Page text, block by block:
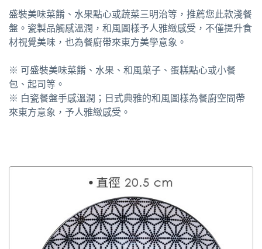
盛裝美味菜餚、水果點心或蔬菜三明治等，推薦您此款淺餐
盤。瓷製品觸感溫潤，和風圖樣予人雅緻感受，不僅提升食
材視覺美味，也為餐廚帶來東方美學意象。
※ 可盛裝美味菜餚、水果、和風菓子、蛋糕點心或小餐
包、起司等。
※ 白瓷餐盤手感溫潤；日式典雅的和風圖樣為餐廚空間帶
來東方意象，予人雅緻感受。